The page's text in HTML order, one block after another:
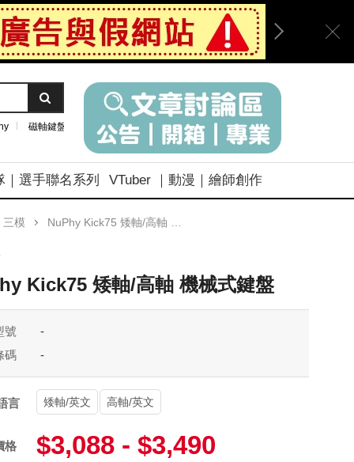
磁軸鍵盤
｜選手聯名系列 VTuber ｜動漫｜繪師創作
三模 NuPhy Kick75 矮軸/高軸 機械式鍵盤
Kick75 矮軸/高軸 機械式鍵盤
號
-
碼
-
言 矮軸/英文 高軸/英文
格 $3,088 - $3,490